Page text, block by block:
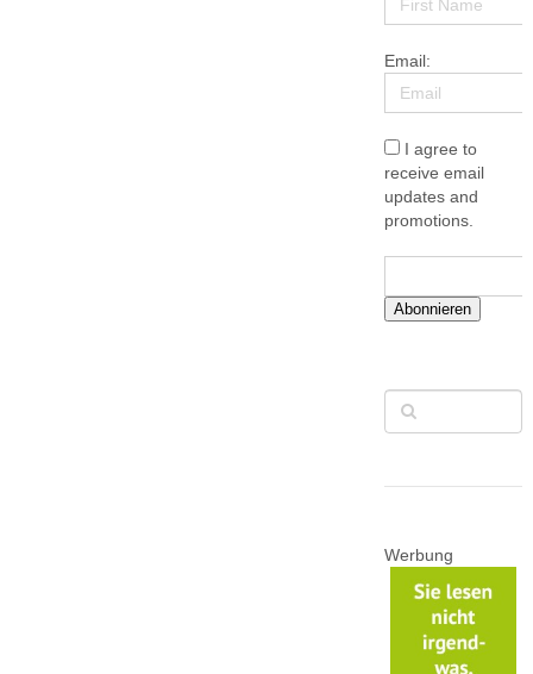
Email:
I agree to
receive email
updates and
promotions.
Abonnieren
Werbung